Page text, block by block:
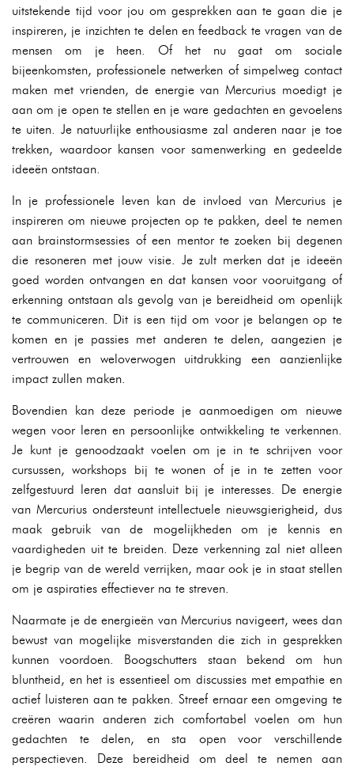
uitstekende tijd voor jou om gesprekken aan te gaan die je
inspireren, je inzichten te delen en feedback te vragen van de
mensen om je heen. Of het nu gaat om sociale
bijeenkomsten, professionele netwerken of simpelweg contact
maken met vrienden, de energie van Mercurius moedigt je
aan om je open te stellen en je ware gedachten en gevoelens
te uiten. Je natuurlijke enthousiasme zal anderen naar je toe
trekken, waardoor kansen voor samenwerking en gedeelde
ideeën ontstaan.
In je professionele leven kan de invloed van Mercurius je
inspireren om nieuwe projecten op te pakken, deel te nemen
aan brainstormsessies of een mentor te zoeken bij degenen
die resoneren met jouw visie. Je zult merken dat je ideeën
goed worden ontvangen en dat kansen voor vooruitgang of
erkenning ontstaan als gevolg van je bereidheid om openlijk
te communiceren. Dit is een tijd om voor je belangen op te
komen en je passies met anderen te delen, aangezien je
vertrouwen en weloverwogen uitdrukking een aanzienlijke
impact zullen maken.
Bovendien kan deze periode je aanmoedigen om nieuwe
wegen voor leren en persoonlijke ontwikkeling te verkennen.
Je kunt je genoodzaakt voelen om je in te schrijven voor
cursussen, workshops bij te wonen of je in te zetten voor
zelfgestuurd leren dat aansluit bij je interesses. De energie
van Mercurius ondersteunt intellectuele nieuwsgierigheid, dus
maak gebruik van de mogelijkheden om je kennis en
vaardigheden uit te breiden. Deze verkenning zal niet alleen
je begrip van de wereld verrijken, maar ook je in staat stellen
om je aspiraties effectiever na te streven.
Naarmate je de energieën van Mercurius navigeert, wees dan
bewust van mogelijke misverstanden die zich in gesprekken
kunnen voordoen. Boogschutters staan bekend om hun
bluntheid, en het is essentieel om discussies met empathie en
actief luisteren aan te pakken. Streef ernaar een omgeving te
creëren waarin anderen zich comfortabel voelen om hun
gedachten te delen, en sta open voor verschillende
perspectieven. Deze bereidheid om deel te nemen aan